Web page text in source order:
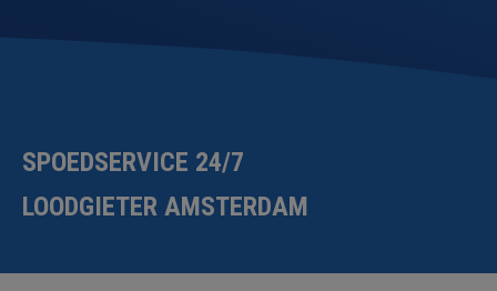
SPOEDSERVICE 24/7
LOODGIETER AMSTERDAM